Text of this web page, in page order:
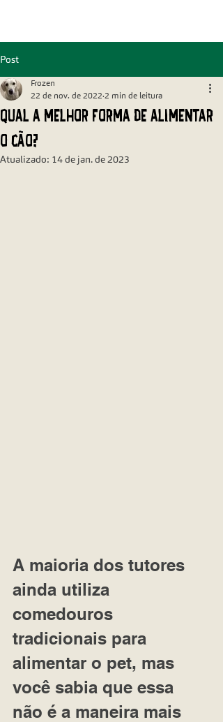
Post
Qual a melhor forma de alimentar
o cão?
Frozen
22 de nov. de 2022 2 min de leitura
Atualizado: 14 de jan. de 2023
A maioria dos tutores
ainda utiliza
comedouros
tradicionais para
alimentar o pet, mas
você sabia que essa
não é a maneira mais